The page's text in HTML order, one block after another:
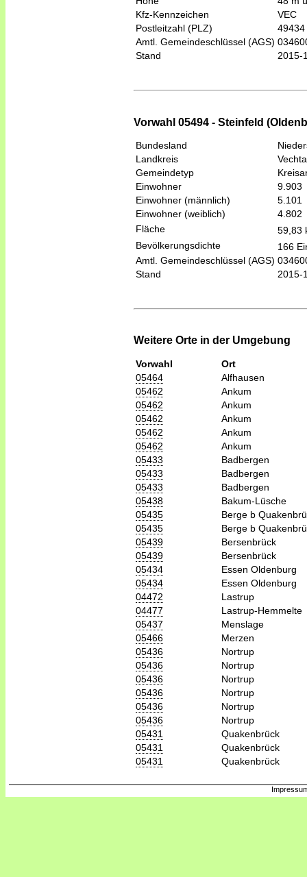
Kfz-Kennzeichen
VEC
Postleitzahl (PLZ)
49434
Amtl. Gemeindeschlüssel (AGS)
Stand
2015-
Vorwahl 05494 - Steinfeld
Bundesland
Landkreis
Vechta
Gemeindetyp
Einwohner
9.903
Einwohner (männlich)
5.101
Einwohner (weiblich)
4.802
Fläche
59,83
Bevölkerungsdichte
166
Amtl. Gemeindeschlüssel (AGS)
Stand
2015-
Weitere Orte in der Umgebung
Vorwahl
Ort
05464
Alfhausen
05462
Ankum
05462
Ankum
05462
Ankum
05462
Ankum
05462
Ankum
05433
Badbergen
05433
Badbergen
05433
Badbergen
05438
Bakum-Lüsche
05435
Berge b
05435
Berge b
05439
Bersenbrück
05439
Bersenbrück
05434
Essen Oldenburg
05434
Essen Oldenburg
04472
Lastrup
04477
Lastrup-Hemmelte
05437
Menslage
05466
Merzen
05436
Nortrup
05436
Nortrup
05436
Nortrup
05436
Nortrup
05436
Nortrup
05436
Nortrup
05431
Quakenbrück
05431
Quakenbrück
05431
Quakenbrück